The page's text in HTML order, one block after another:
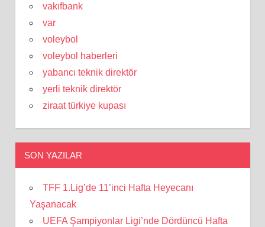
vakıfbank
var
voleybol
voleybol haberleri
yabancı teknik direktör
yerli teknik direktör
ziraat türkiye kupası
SON YAZILAR
TFF 1.Lig’de 11’inci Hafta Heyecanı
Yaşanacak
UEFA Şampiyonlar Ligi’nde Dördüncü Hafta